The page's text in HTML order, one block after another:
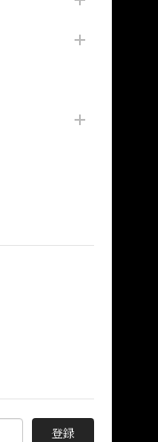
登録